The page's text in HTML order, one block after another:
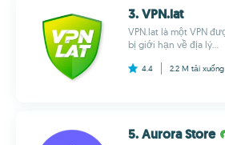
3. VPN.lat
VPN.lat là một VPN
bị giới hạn về địa lý...
4.4 2.2 M tải xuống
5. Aurora Store